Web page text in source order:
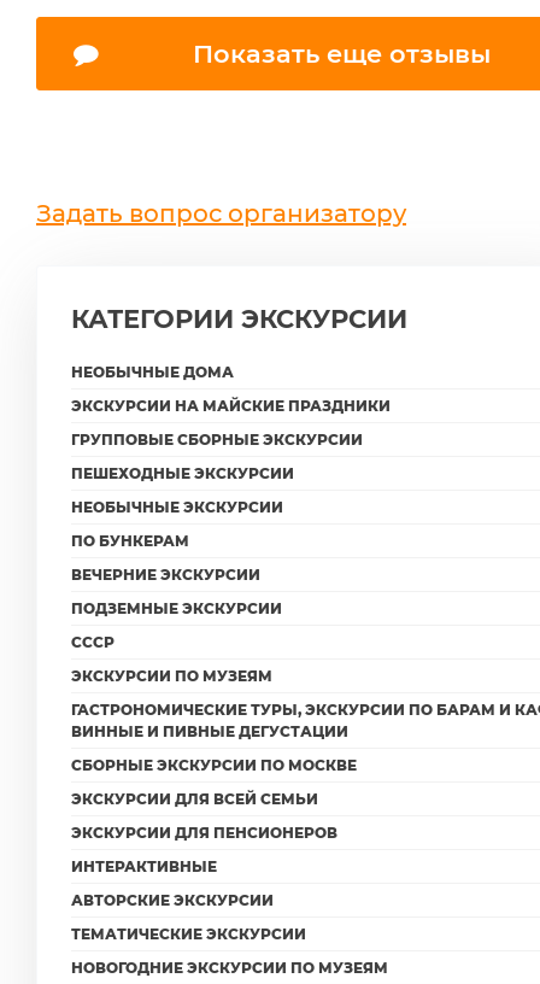
Показать еще отзывы
Задать вопрос организатору
КАТЕГОРИИ ЭКСКУРСИИ
НЕОБЫЧНЫЕ ДОМА
ЭКСКУРСИИ НА МАЙСКИЕ ПРАЗДНИКИ
ГРУППОВЫЕ СБОРНЫЕ ЭКСКУРСИИ
ПЕШЕХОДНЫЕ ЭКСКУРСИИ
НЕОБЫЧНЫЕ ЭКСКУРСИИ
ПО БУНКЕРАМ
ВЕЧЕРНИЕ ЭКСКУРСИИ
ПОДЗЕМНЫЕ ЭКСКУРСИИ
СССР
ЭКСКУРСИИ ПО МУЗЕЯМ
ГАСТРОНОМИЧЕСКИЕ ТУРЫ, ЭКСКУРСИИ ПО БАРАМ И
ВИННЫЕ И ПИВНЫЕ ДЕГУСТАЦИИ
СБОРНЫЕ ЭКСКУРСИИ ПО МОСКВЕ
ЭКСКУРСИИ ДЛЯ ВСЕЙ СЕМЬИ
ЭКСКУРСИИ ДЛЯ ПЕНСИОНЕРОВ
ИНТЕРАКТИВНЫЕ
АВТОРСКИЕ ЭКСКУРСИИ
ТЕМАТИЧЕСКИЕ ЭКСКУРСИИ
НОВОГОДНИЕ ЭКСКУРСИИ ПО МУЗЕЯМ